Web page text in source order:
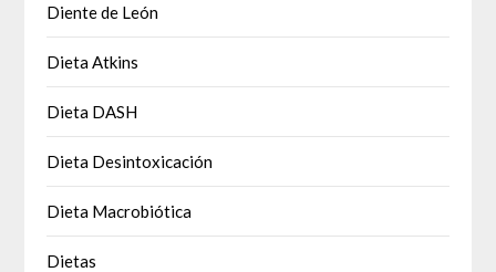
Diente de León
Dieta Atkins
Dieta DASH
Dieta Desintoxicación
Dieta Macrobiótica
Dietas